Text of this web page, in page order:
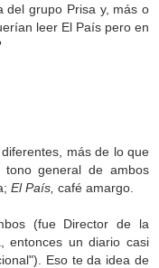
del grupo Prisa y, más o
leer El País pero en
más de lo que
general de ambos
El País, café amargo.
(fue Director de la
entonces un diario casi
Eso te da idea de